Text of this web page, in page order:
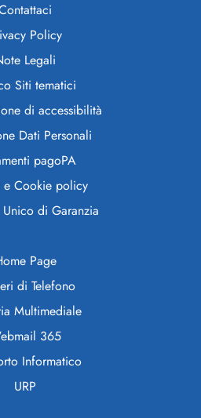
Policy
Legali
Siti tematici
di accessibilità
Dati Personali
pagoPA
e Cookie policy
di Garanzia
Page
di Telefono
Multimediale
365
Informatico
URP